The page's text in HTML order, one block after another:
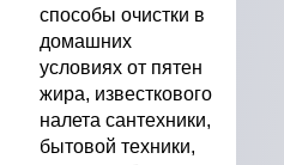
способы очистки в
домашних
условиях от пятен
жира, известкового
налета сантехники,
бытовой техники,